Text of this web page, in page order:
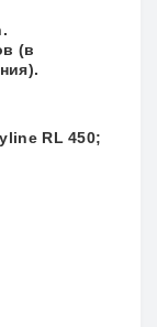
(в
RL 450;